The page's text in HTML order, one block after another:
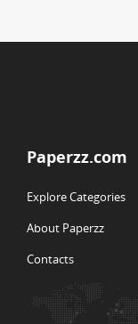
Paperzz.com
Explore Categories
About Paperzz
Contacts